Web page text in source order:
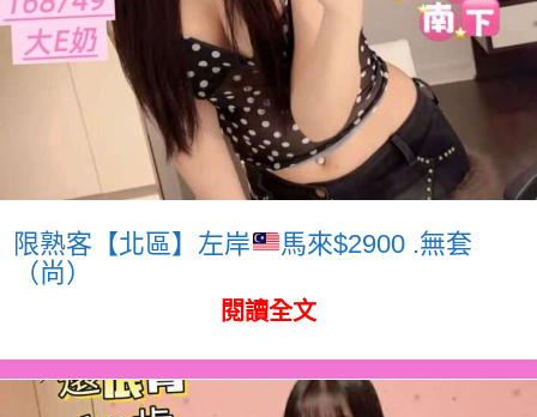
限熟客【北區】左岸
馬來$2900 .無套
（尚）
閱讀全文